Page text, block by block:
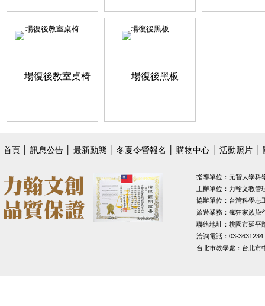
場復後教室桌椅 場復後黑板
首頁 訊息公告 最新動態 冬夏令營報名 購物中心 活動照片
指導單位：元智大學科
主辦單位：力翰文教管
協辦單位：台灣科學志
旅遊業務：瘋狂家族旅
聯絡地址：桃園市延平
洽詢電話：03-3631234
台北市教學處：台北市